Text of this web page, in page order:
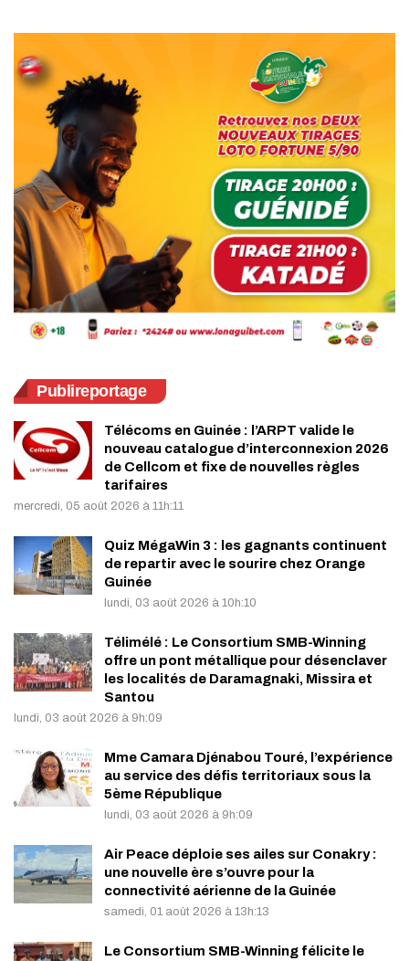
Publireportage
Télécoms en Guinée : l’ARPT valide le
nouveau catalogue d’interconnexion 2026
de Cellcom et fixe de nouvelles règles
tarifaires
mercredi, 05 août 2026 à 11h:11
Quiz MégaWin 3 : les gagnants continuent
de repartir avec le sourire chez Orange
Guinée
lundi, 03 août 2026 à 10h:10
Télimélé : Le Consortium SMB-Winning
offre un pont métallique pour désenclaver
les localités de Daramagnaki, Missira et
Santou
lundi, 03 août 2026 à 9h:09
Mme Camara Djénabou Touré, l’expérience
au service des défis territoriaux sous la
5ème République
lundi, 03 août 2026 à 9h:09
Air Peace déploie ses ailes sur Conakry :
une nouvelle ère s’ouvre pour la
connectivité aérienne de la Guinée
samedi, 01 août 2026 à 13h:13
Le Consortium SMB-Winning félicite le